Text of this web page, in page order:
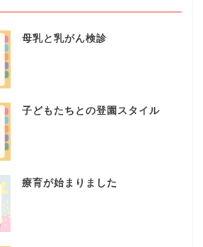
母乳と乳がん検診
子どもたちとの登園スタイル
療育が始まりました